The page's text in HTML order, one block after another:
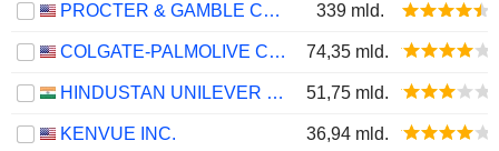
PROCTER & GAMBLE COMPANY 339 mld.
COLGATE-PALMOLIVE COMPANY 74,35 mld.
HINDUSTAN UNILEVER LIMITED 51,75 mld.
KENVUE INC. 36,94 mld.